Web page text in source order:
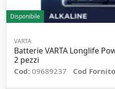
Disponibile
VARTA
Batterie VARTA Longlife
2 pezzi
Cod: 09689237 Cod